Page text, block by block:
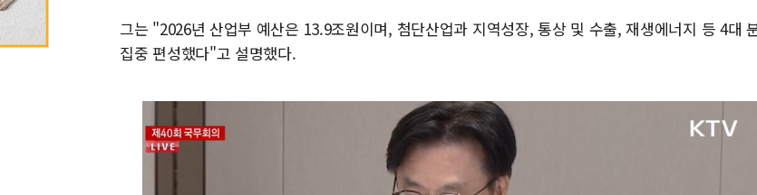
그는 "2026년 산업부 예산은 13.9조원이며, 첨단산업과 지역성장, 통상 및 수출, 재생에너지 등 4대
집중 편성했다"고 설명했다.